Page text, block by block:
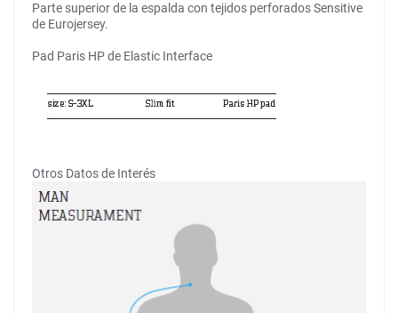
Parte superior de la espalda con tejidos perforados Sensitive
de Eurojersey.
Pad Paris HP de Elastic Interface
Otros Datos de Interés